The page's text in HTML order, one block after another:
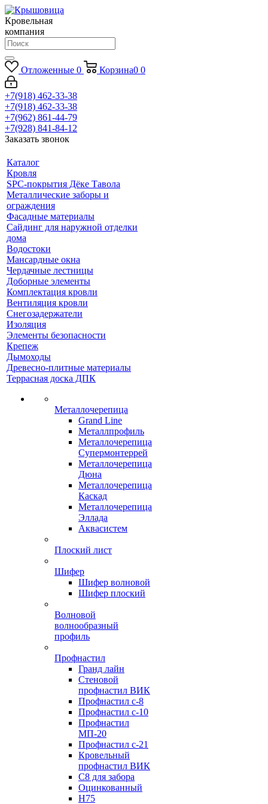
Кровельная
компания
Отложенные 0 Корзина0 0
+7(918) 462-33-38
+7(918) 462-33-38
+7(962) 861-44-79
+7(928) 841-84-12
Заказать звонок
Каталог
Кровля
SPC-покрытия Дёке Тавола
Металлические заборы и
ограждения
Фасадные материалы
Сайдинг для наружной отделки
дома
Водостоки
Мансардные окна
Чердачные лестницы
Доборные элементы
Комплектация кровли
Вентиляция кровли
Снегозадержатели
Изоляция
Элементы безопасности
Крепеж
Дымоходы
Древесно-плитные материалы
Террасная доска ДПК
Металлочерепица
Grand Line
Металлпрофиль
Металлочерепица
Супермонтеррей
Металлочерепица
Дюна
Металлочерепица
Каскад
Металлочерепица
Эллада
Аквасистем
Плоский лист
Шифер
Шифер волновой
Шифер плоский
Волновой
волнообразный
профиль
Профнастил
Гранд лайн
Стеновой
профнастил ВИК
Профнастил с-8
Профнастил с-10
Профнастил
МП-20
Профнастил с-21
Кровельный
профнастил ВИК
С8 для забора
Оцинкованный
Н75